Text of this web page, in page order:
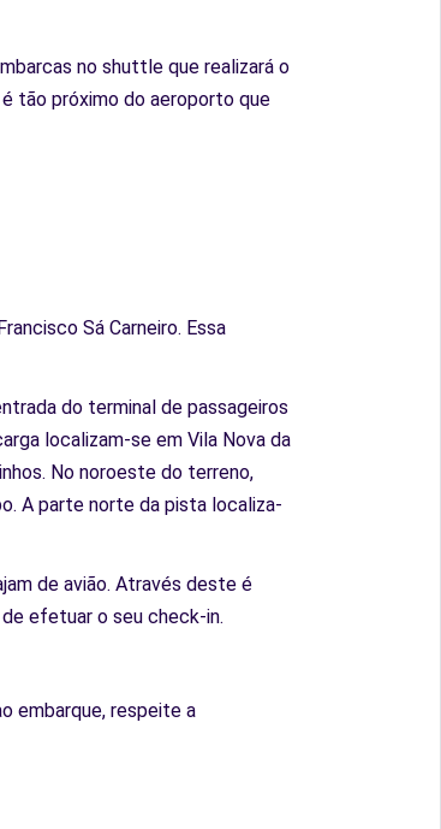
no shuttle que realizará o
tão próximo do aeroporto que
Sá Carneiro. Essa
do terminal de passageiros
localizam-se em Vila Nova da
No noroeste do terreno,
A parte norte da pista localiza-
de avião. Através deste é
efetuar o seu check-in.
embarque, respeite a